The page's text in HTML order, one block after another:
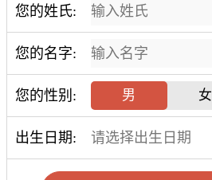
您的姓氏:
您的名字:
您的性别: 男 女
出生日期: